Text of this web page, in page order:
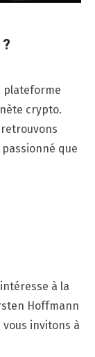
plateforme
crypto.
que
à la
Hoffmann
invitons à